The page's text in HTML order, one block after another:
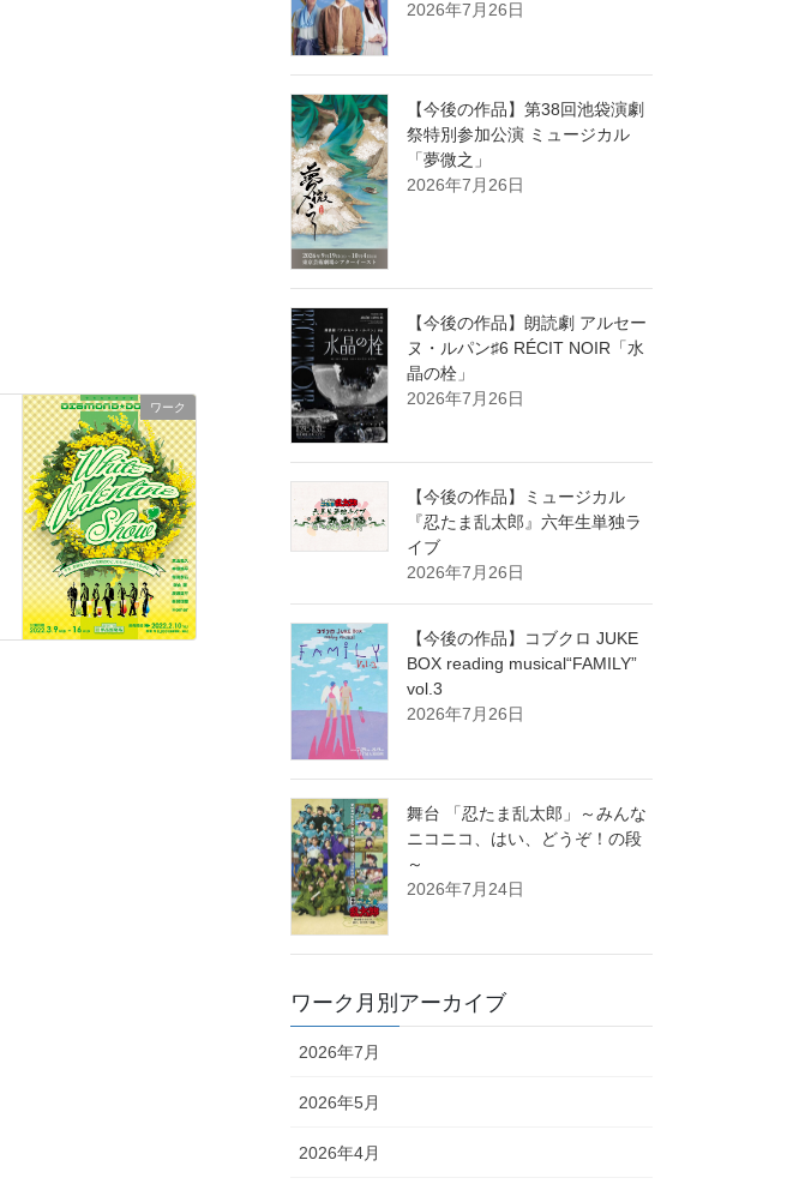
ワーク
2026年7月26日
【今後の作品】第38回池袋演劇
祭特別参加公演 ミュージカル
「夢微之」
2026年7月26日
【今後の作品】朗読劇 アルセー
ヌ・ルパン♯6 RÉCIT NOIR「水
晶の栓」
2026年7月26日
【今後の作品】ミュージカル
『忍たま乱太郎』六年生単独ラ
イブ
2026年7月26日
【今後の作品】コブクロ JUKE
BOX reading musical“FAMILY”
vol.3
2026年7月26日
舞台 「忍たま乱太郎」～みんな
ニコニコ、はい、どうぞ！の段
～
2026年7月24日
ワーク月別アーカイブ
2026年7月
2026年5月
2026年4月